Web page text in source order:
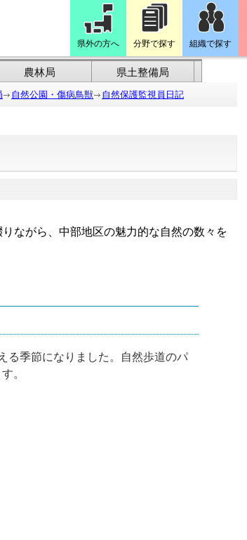
県外の方へ 分野で探す 組織で探す
農林局 県土整備局
自然公園・傷病鳥獣 自然保護監視員日記
ながら、中部地区の魅力的な自然の数々を
る季節になりました。自然歩道のパ
。